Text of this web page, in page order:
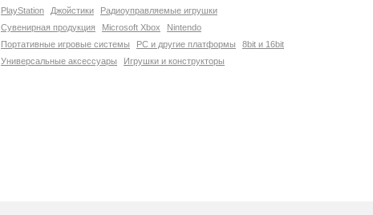
PlayStation Джойстики
Радиоуправляемые игрушки
Сувенирная продукция
Microsoft Xbox
Nintendo
Портативные игровые системы
PC и другие платформы
8bit и 16bit
Универсальные аксессуары
Игрушки и конструкторы